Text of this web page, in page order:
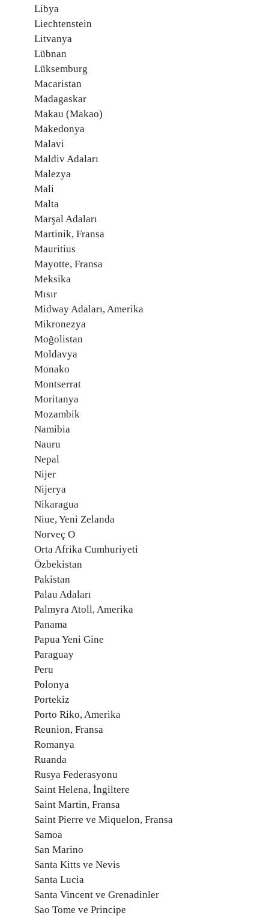
Libya
Liechtenstein
Litvanya
Lübnan
Lüksemburg
Macaristan
Madagaskar
Makau (Makao)
Makedonya
Malavi
Maldiv Adaları
Malezya
Mali
Malta
Marşal Adaları
Martinik, Fransa
Mauritius
Mayotte, Fransa
Meksika
Mısır
Midway Adaları, Amerika
Mikronezya
Moğolistan
Moldavya
Monako
Montserrat
Moritanya
Mozambik
Namibia
Nauru
Nepal
Nijer
Nijerya
Nikaragua
Niue, Yeni Zelanda
Norveç O
Orta Afrika Cumhuriyeti
Özbekistan
Pakistan
Palau Adaları
Palmyra Atoll, Amerika
Panama
Papua Yeni Gine
Paraguay
Peru
Polonya
Portekiz
Porto Riko, Amerika
Reunion, Fransa
Romanya
Ruanda
Rusya Federasyonu
Saint Helena, İngiltere
Saint Martin, Fransa
Saint Pierre ve Miquelon, Fransa
Samoa
San Marino
Santa Kitts ve Nevis
Santa Lucia
Santa Vincent ve Grenadinler
Sao Tome ve Principe